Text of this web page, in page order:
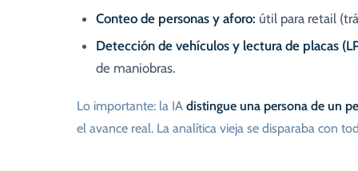
Conteo de personas y aforo: útil para retail
Detección de vehículos y lectura de placas
de maniobras.
Lo importante: la IA distingue una persona de un
el avance real. La analítica vieja se disparaba con